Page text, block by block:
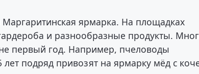
Маргаритинская ярмарка. На площадках
и разнообразные продукты.
первый год. Например, пчеловоды
подряд привозят на ярмарку мёд с